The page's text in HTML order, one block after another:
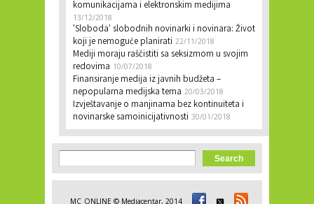
komunikacijama i elektronskim medijima
13/12/2018
'Sloboda' slobodnih novinarki i novinara: Život
koji je nemoguće planirati 22/11/2018
Mediji moraju raščistiti sa seksizmom u svojim
redovima 10/07/2018
Finansiranje medija iz javnih budžeta –
nepopularna medijska tema 20/03/2018
Izvještavanje o manjinama bez kontinuiteta i
novinarske samoinicijativnosti 30/01/2018
Search form
Search
MC_ONLINE © Mediacentar, 2014